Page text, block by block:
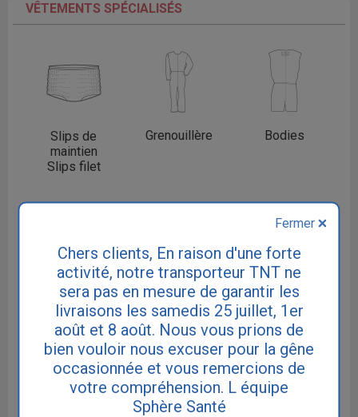
VÊTEMENTS SPÉCIALISÉS
Slips de
maintien
Slips filet
Grenouillère Bodies
Culottes plastiques
Culottes PVC
Culottes en coton
étanches
Chers clients, En raison d'une forte
activité, notre transporteur TNT ne
sera pas en mesure de garantir les
livraisons les samedis 25 juillet, 1er
août et 8 août. Nous vous prions de
bien vouloir nous excuser pour la gêne
occasionnée et vous remercions de
votre compréhension. L équipe
Sphère Santé
Fermer